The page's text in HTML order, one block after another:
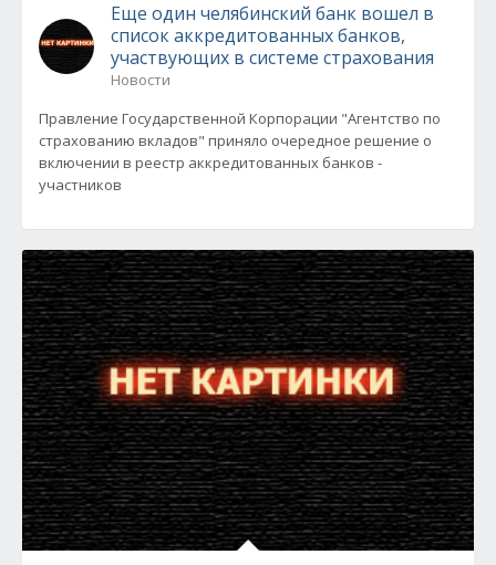
Еще один челябинский банк вошел в
список аккредитованных банков,
участвующих в системе страхования
Новости
Правление Государственной Корпорации "Агентство по
страхованию вкладов" приняло очередное решение о
включении в реестр аккредитованных банков -
участников